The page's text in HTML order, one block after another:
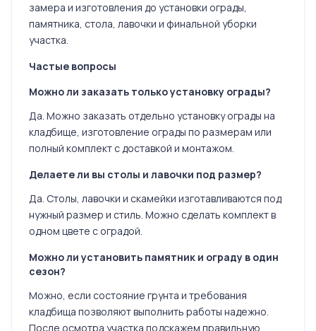
замера и изготовления до установки ограды,
памятника, стола, лавочки и финальной уборки
участка.
Частые вопросы
Можно ли заказать только установку ограды?
Да. Можно заказать отдельно установку ограды на
кладбище, изготовление ограды по размерам или
полный комплект с доставкой и монтажом.
Делаете ли вы столы и лавочки под размер?
Да. Столы, лавочки и скамейки изготавливаются под
нужный размер и стиль. Можно сделать комплект в
одном цвете с оградой.
Можно ли установить памятник и ограду в один
сезон?
Можно, если состояние грунта и требования
кладбища позволяют выполнить работы надежно.
После осмотра участка подскажем правильную